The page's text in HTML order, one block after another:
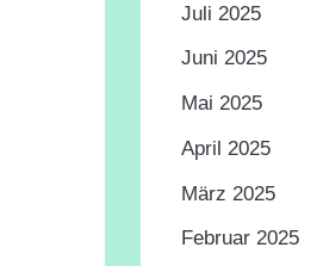
Juli 2025
Juni 2025
Mai 2025
April 2025
März 2025
Februar 2025